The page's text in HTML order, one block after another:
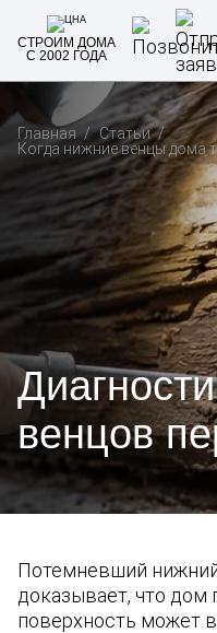
СТРОИМ ДОМА
С 2002 ГОДА
Главная
Статьи
Когда нижние венцы дома
венцов
Потемневший
доказывает, что дом
поверхность может